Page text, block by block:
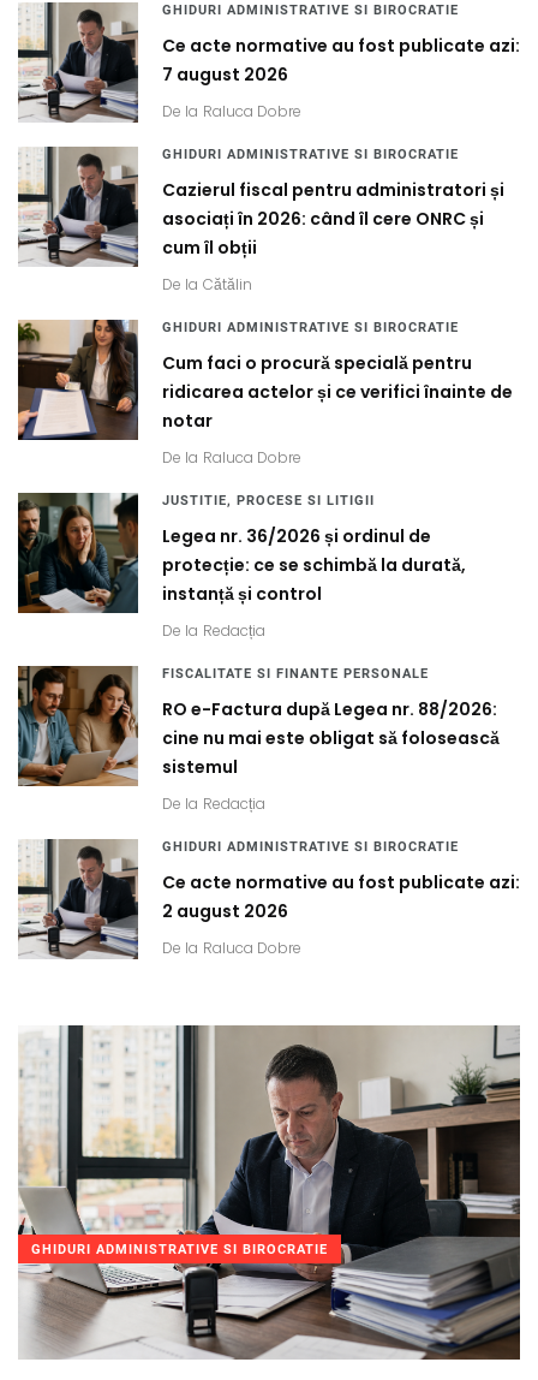
GHIDURI ADMINISTRATIVE SI BIROCRATIE
Ce acte normative au fost publicate azi:
7 august 2026
De la Raluca Dobre
GHIDURI ADMINISTRATIVE SI BIROCRATIE
Cazierul fiscal pentru administratori și
asociați în 2026: când îl cere ONRC și
cum îl obții
De la Cătălin
GHIDURI ADMINISTRATIVE SI BIROCRATIE
Cum faci o procură specială pentru
ridicarea actelor și ce verifici înainte de
notar
De la Raluca Dobre
JUSTITIE, PROCESE SI LITIGII
Legea nr. 36/2026 și ordinul de
protecție: ce se schimbă la durată,
instanță și control
De la Redacția
FISCALITATE SI FINANTE PERSONALE
RO e-Factura după Legea nr. 88/2026:
cine nu mai este obligat să folosească
sistemul
De la Redacția
GHIDURI ADMINISTRATIVE SI BIROCRATIE
Ce acte normative au fost publicate azi:
2 august 2026
De la Raluca Dobre
GHIDURI ADMINISTRATIVE SI BIROCRATIE